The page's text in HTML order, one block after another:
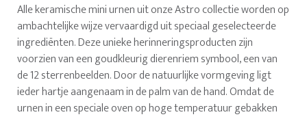
Alle keramische mini urnen uit onze Astro collectie worden op
ambachtelijke wijze vervaardigd uit speciaal geselecteerde
ingrediënten. Deze unieke herinneringsproducten zijn
voorzien van een goudkleurig dierenriem symbool, een van
de 12 sterrenbeelden. Door de natuurlijke vormgeving ligt
ieder hartje aangenaam in de palm van de hand. Omdat de
urnen in een speciale oven op hoge temperatuur gebakken